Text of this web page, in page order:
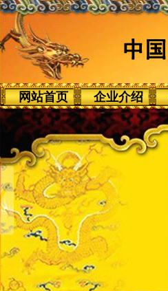
网站首页 企业介绍